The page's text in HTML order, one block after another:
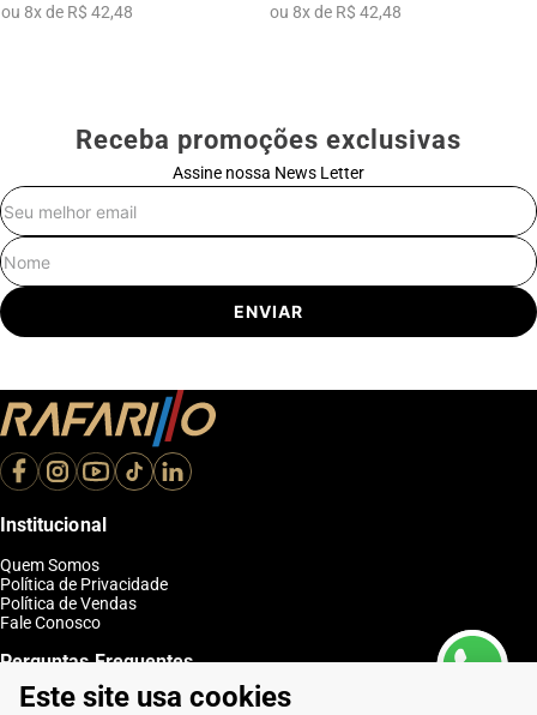
Este site usa cookies
ou 8xde R$ 42,48 ou 8xde R$ 42,48
Receba promoções exclusivas
Assine nossa News Letter
ENVIAR
Institucional
Quem Somos
Política de Privacidade
Política de Vendas
Fale Conosco
Perguntas Frequentes
Como Comprar